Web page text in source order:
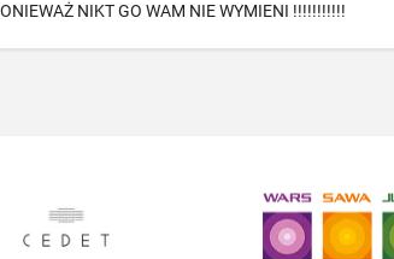
NIKT GO WAM NIE WYMIENI !!!!!!!!!!!